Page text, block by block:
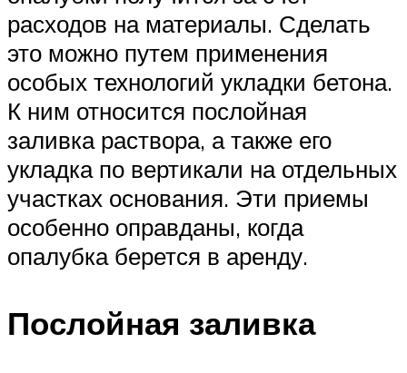
расходов на материалы. Сделать
это можно путем применения
особых технологий укладки бетона.
К ним относится послойная
заливка раствора, а также его
укладка по вертикали на отдельных
участках основания. Эти приемы
особенно оправданы, когда
опалубка берется в аренду.
Послойная заливка